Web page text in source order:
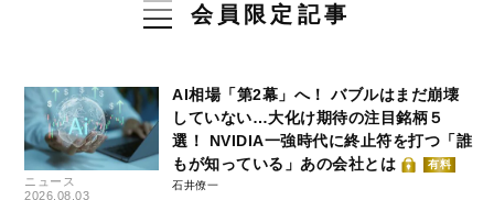
会員限定記事
ニュース
2026.08.03
AI相場「第2幕」へ！ バブルはまだ崩壊
していない…大化け期待の注目銘柄５
選！ NVIDIA一強時代に終止符を打つ「誰
もが知っている」あの会社とは
有料
石井僚一